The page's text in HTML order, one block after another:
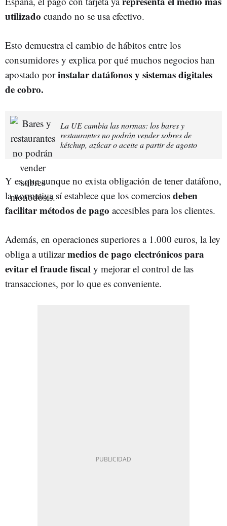
utilizado cuando no se usa efectivo.
Esto demuestra el cambio de hábitos entre los
consumidores y explica por qué muchos negocios han
apostado porinstalar datáfonos y sistemas digitales
de cobro.
La UE cambia las normas: los bares y
restaurantes no podrán vender sobres de
kétchup, azúcar o aceite a partir de agosto
Y es que aunque no exista obligación de tener datáfono,
la normativa sí establece que los comercios deben
facilitar métodos de pago accesibles para los clientes.
Además, en operaciones superiores a 1.000 euros, la ley
obliga a utilizarmedios de pago electrónicos para
evitar el fraude fiscal y mejorar el control de las
transacciones, por lo que es conveniente.